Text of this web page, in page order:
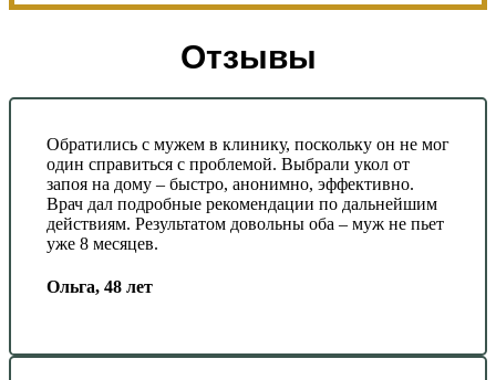
Отзывы
Обратились с мужем в клинику, поскольку он не мог
один справиться с проблемой. Выбрали укол от
запоя на дому – быстро, анонимно, эффективно.
Врач дал подробные рекомендации по дальнейшим
действиям. Результатом довольны оба – муж не пьет
уже 8 месяцев.
Ольга, 48 лет